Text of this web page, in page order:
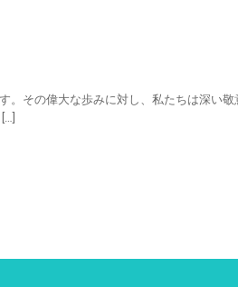
その偉大な歩みに対し、私たちは深い